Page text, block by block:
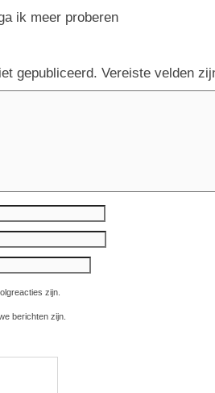
ik meer proberen
gepubliceerd. Vereiste velden
zijn.
berichten zijn.